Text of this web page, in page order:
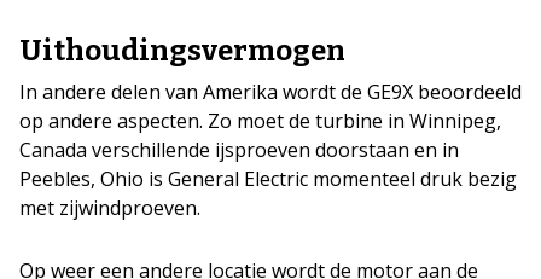
Uithoudingsvermogen
In andere delen van Amerika wordt de GE9X beoordeeld
op andere aspecten. Zo moet de turbine in Winnipeg,
Canada verschillende ijsproeven doorstaan en in
Peebles, Ohio is General Electric momenteel druk bezig
met zijwindproeven.
Op weer een andere locatie wordt de motor aan de